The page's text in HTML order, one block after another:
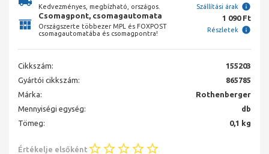
Kedvezményes, megbízható, országos. Szállítási árak
Csomagpont, csomagautomata
Országszerte többezer MPL és FOXPOST
csomagautomatába és csomagpontra!
1 090 Ft
Részletek
Cikkszám:
155203
Gyártói cikkszám:
865785
Márka:
Rothenberger
Mennyiségi egység:
db
Tömeg:
0,1 kg
Értékelje elsőként